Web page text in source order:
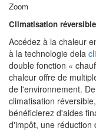
Zoom
Climatisation réversible
Accédez à la chaleur
à la technologie dela
double fonction «
chaleur offre de
de l'environnement.
climatisation
bénéficierez d'aides
d'impôt, une réduction